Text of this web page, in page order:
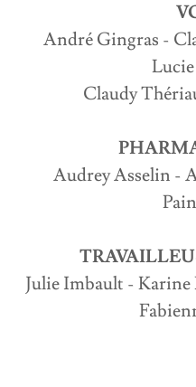
André Gingras -
Claudy
Audrey Asselin -
Julie Imbault - Karine